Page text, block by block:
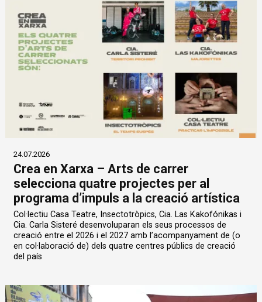
24.07.2026
Crea en Xarxa – Arts de carrer
selecciona quatre projectes per al
programa d’impuls a la creació artística
Col·lectiu Casa Teatre, Insectotròpics, Cia. Las Kakofónikas i
Cia. Carla Sisteré desenvoluparan els seus processos de
creació entre el 2026 i el 2027 amb l’acompanyament de (o
en col·laboració de) dels quatre centres públics de creació
del país